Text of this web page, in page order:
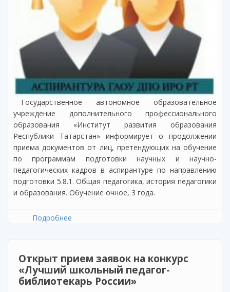
Государственное автономное образовательное
учреждение дополнительного профессионального
образования «Институт развития образования
Республики Татарстан» информирует о продолжении
приема документов от лиц, претендующих на обучение
по программам подготовки научных и научно-
педагогических кадров в аспирантуре по направлению
подготовки 5.8.1. Общая педагогика, история педагогики
и образования. Обучение очное, 3 года.
Подробнее
Открыт прием заявок на конкурс
«Лучший школьный педагог-
библиотекарь России»